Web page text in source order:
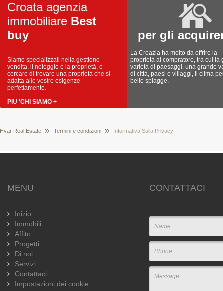
Croata agenzia
immobiliare Best
buy
Siamo specializzati nella gestione
vendita, il noleggio e la proprietà, e
cercare di trovare una proprietà che si
adatta alle vostre esigenze
perfettamente.
PIU 'CHI SIAMO +
per gli
La Croazia ha molto da offrire la
proprietà al compratore, tra cui la
varietà di paesaggi, una grande
di città, paesi e villaggi, il clima
belle spiagge.
Hvar Real Estate Termini e condizioni Informativa Sulla Privacy
MENU
Inizio
Immobili
Affito
Progetti
Di noi
Servizi
Contattaci
Impostazioni dei cookie
CONTATTACI